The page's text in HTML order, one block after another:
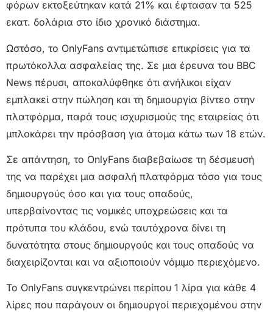
φόρων εκτοξεύτηκαν κατά 21% και έφτασαν τα 525
εκατ. δολάρια στο ίδιο χρονικό διάστημα.
Ωστόσο, το OnlyFans αντιμετώπισε επικρίσεις για τα
πρωτόκολλα ασφαλείας της. Σε μια έρευνα του BBC
News πέρυσι, αποκαλύφθηκε ότι ανήλικοι είχαν
εμπλακεί στην πώληση και τη δημιουργία βίντεο στην
πλατφόρμα, παρά τους ισχυρισμούς της εταιρείας ότι
μπλοκάρει την πρόσβαση για άτομα κάτω των 18 ετών.
Σε απάντηση, το OnlyFans διαβεβαίωσε τη δέσμευσή
της να παρέχει μια ασφαλή πλατφόρμα τόσο για τους
δημιουργούς όσο και για τους οπαδούς,
υπερβαίνοντας τις νομικές υποχρεώσεις και τα
πρότυπα του κλάδου, ενώ ταυτόχρονα δίνει τη
δυνατότητα στους δημιουργούς και τους οπαδούς να
διαχειρίζονται και να αξιοποιούν νόμιμο περιεχόμενο.
Το OnlyFans συγκεντρώνει περίπου 1 λίρα για κάθε 4
λίρες που παράγουν οι δημιουργοί περιεχομένου στην